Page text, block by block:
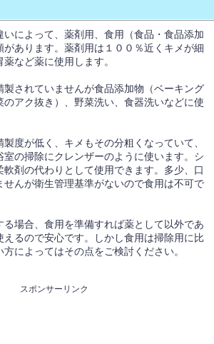
によって、薬剤用、食用（食品・食品添加
あります。薬剤用は１００％近くキメが細
など薬に使用します。
製されていませんが食品添加物（ベーキング
アク抜き）、野菜洗い、食器洗いなどに使
度が低く、キメもその分粗くなっていて、
の掃除にクレンザーのように使います。シ
剤の代わりとして使用できます。多少、口
せんが衛生管理基準がないので食用は不可で
る場合、食用を準備すれば薬として以外であ
るので安心です。しかし食用は掃除用に比
によってはその点をご検討ください。
スポンサーリンク